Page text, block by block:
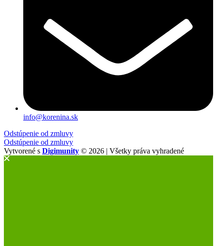
info@korenina.sk
Odstúpenie od zmluvy
Odstúpenie od zmluvy
Vytvorené s Digimunity © 2026 | Všetky práva vyhradené